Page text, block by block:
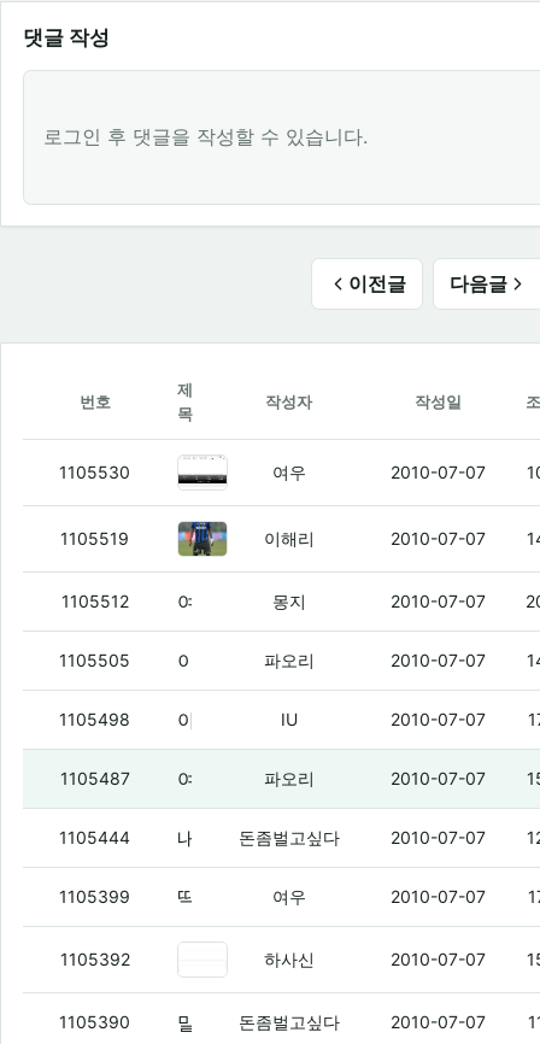
댓글 작성
로그인 후 댓글을 작성할 수 있습니다.
이전글 다음글
번호
제
목
작성자 작성일
1105530 파오리(3)
여우 2010-07-07
1105519 설리(2)
이해리 2010-07-07
1105512 몽지 2010-07-07
1105505 파오리 2010-07-07
1105498 (3)
IU 2010-07-07
1105487 파오리 2010-07-07
1105444 돈좀벌고싶다 2010-07-07
1105399 (5)
여우 2010-07-07
1105392 너들 도박하려면 고스톱 포커 이런
하사신 2010-07-07
1105390 (2)
돈좀벌고싶다 2010-07-07